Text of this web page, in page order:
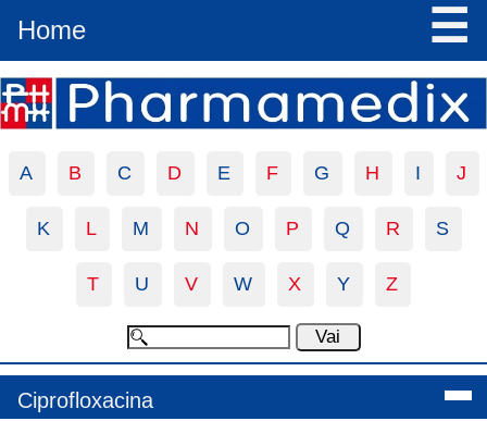
Home ☰
A B C D E F G H I J
K L M N O P Q R S
T U V W X Y Z
Ciprofloxacina